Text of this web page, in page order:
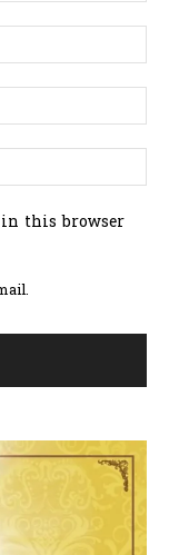
this browser